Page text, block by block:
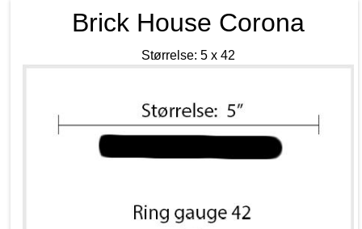
Brick House Corona
Størrelse: 5 x 42